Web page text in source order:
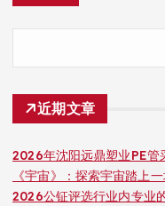
近期文章
2026年沈阳远鼎塑业PE管
《宇宙》：探索宇宙踏上
2026公钲评选行业内专业